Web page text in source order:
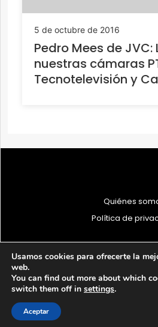
5 de octubre de 2016
Pedro Mees de
nuestras cámaras
Tecnotelevisión y
Quiénes
Política de
© 1997 - 2026 PRODU - Todos
Usamos cookies para ofrecerte la
web.
You can find out more about which
switch them off in settings.
Aceptar